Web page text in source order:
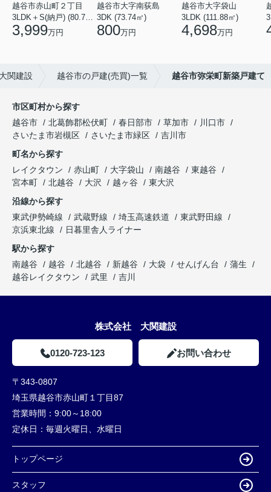
越谷市赤山町２丁目
3,999万円
越谷市大字南荻島
3DK (73.74㎡)
800万円
越谷市大字袋山
3LDK (111.88㎡)
4,698万円
関建設 越谷市の戸建(売買)一覧 越谷市弥栄町新築戸建て
市区町村から探す
越谷市
北葛飾郡松伏町 春日部市 草加市
川口市
さいたま市岩槻区
さいたま市緑区
吉川市
町名から探す
レイクタウン
赤山町 大字袋山 南越谷
東越谷
宮本町
北越谷 大沢 越ヶ谷
東大沢
沿線から探す
東武伊勢崎線
武蔵野線 埼玉高速鉄道
東武野田線
京浜東北線
日暮里舎人ライナー
駅から探す
南越谷
越谷 北越谷 新越谷 大袋 せんげん台
蒲生
越谷レイクタウン
武里 吉川
株式会社 大関建設
0120-723-123 お問い合わせ
〒343-0807
埼玉県越谷市赤山町１丁目87
営業時間： 9:00～18:00
定休日： 毎週火曜日、水曜日
トップページ
スタッフ